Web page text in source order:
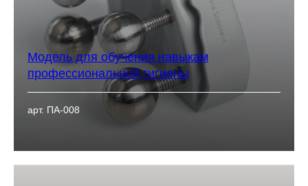
Модель для обучения навыкам
профессиональной гигиены
арт. ПА-008